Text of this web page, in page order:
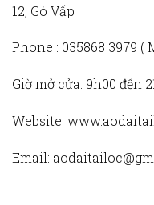
12, Gò Vấp
Phone : 035868 3979 (
Giờ mở cửa: 9h00 đến
Website:
Email: